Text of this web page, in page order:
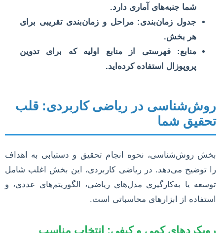
شما جنبه‌های آماری دارد.
جدول زمان‌بندی: مراحل و زمان‌بندی تقریبی برای
هر بخش.
منابع: فهرستی از منابع اولیه که برای تدوین
پروپوزال استفاده کرده‌اید.
روش‌شناسی در ریاضی کاربردی: قلب
تحقیق شما
بخش روش‌شناسی، نحوه انجام تحقیق و دستیابی به اهداف
را توضیح می‌دهد. در ریاضی کاربردی، این بخش اغلب شامل
توسعه یا به‌کارگیری مدل‌های ریاضی، الگوریتم‌های عددی، و
استفاده از ابزارهای محاسباتی است.
رویکردهای کمی و کیفی: انتخاب مناسب